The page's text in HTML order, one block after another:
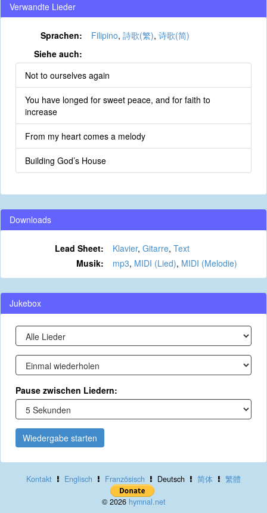
Verwandte Lieder
Sprachen: Filipino, 詩歌(繁), 诗歌(简)
Siehe auch:
Not to ourselves again
You have longed for sweet peace, and for faith to
increase
From my heart comes a melody
Building God’s House
Downloads
Lead Sheet: Klavier, Gitarre, Text
Musik:
mp3, MIDI (Lied), MIDI (Melodie)
Jukebox
Pause zwischen Liedern:
Wiedergabe starten
Kontakt Englisch Französisch Deutsch 简体 繁體
© 2026 hymnal.net